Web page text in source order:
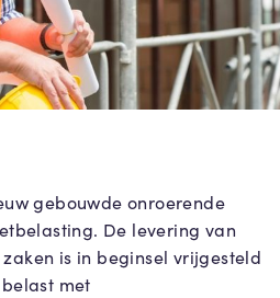
gebouwde onroerende
De levering van
is in beginsel vrijgesteld
met